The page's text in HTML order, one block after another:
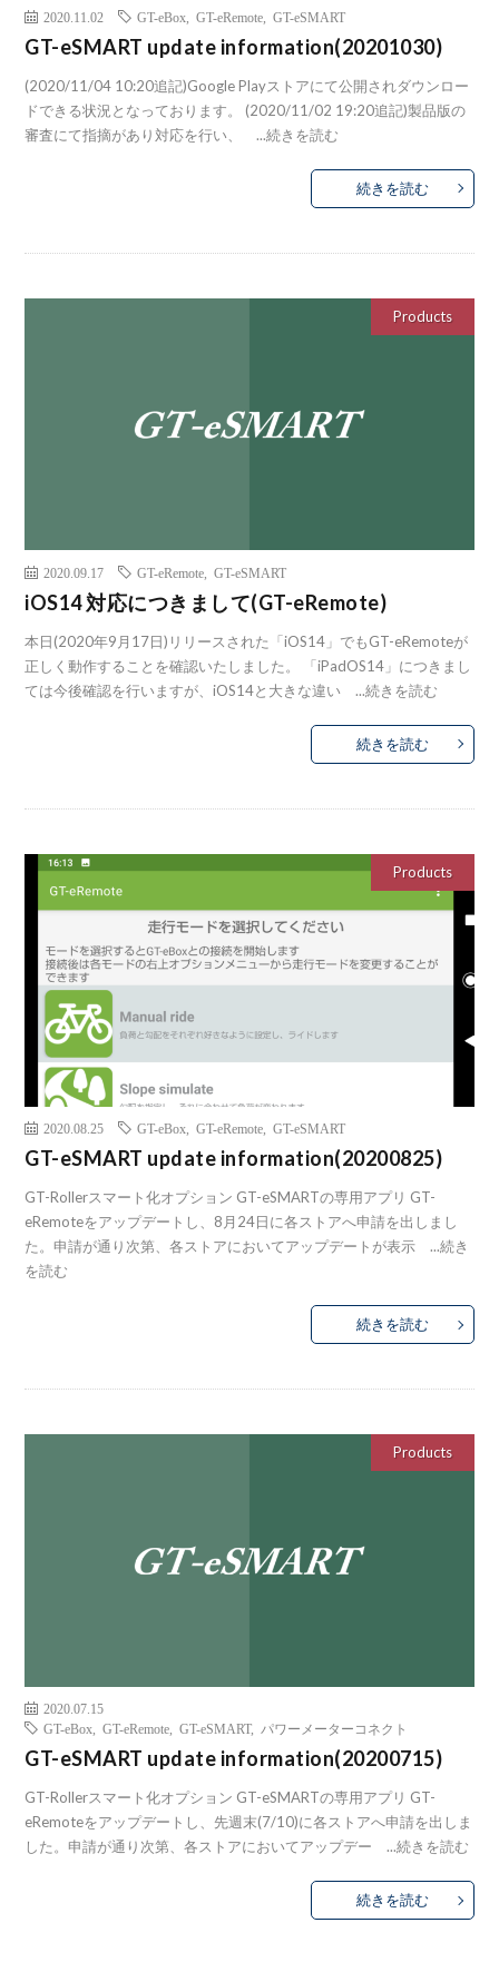
2020.11.02 GT-eBox GT-eRemote GT-eSMART
GT-eSMART update information(20201030)
(2020/11/04 10:20追記)Google Playストアにて公開されダウンロー
ドできる状況となっております。 (2020/11/02 19:20追記)製品版の
審査にて指摘があり対応を行い、 ...続きを読む
続きを読む
Products
2020.09.17 GT-eRemote GT-eSMART
iOS14 対応につきまして(GT-eRemote)
本日(2020年9月17日)リリースされた「iOS14」でもGT-eRemoteが
正しく動作することを確認いたしました。 「iPadOS14」につきまし
ては今後確認を行いますが、iOS14と大きな違い ...続きを読む
続きを読む
Products
2020.08.25 GT-eBox GT-eRemote GT-eSMART
GT-eSMART update information(20200825)
GT-Rollerスマート化オプション GT-eSMARTの専用アプリ GT-
eRemoteをアップデートし、8月24日に各ストアへ申請を出しまし
た。申請が通り次第、各ストアにおいてアップデートが表示 ...続き
を読む
続きを読む
Products
2020.07.15
GT-eBox
GT-eRemote GT-eSMART, パワーメーターコネクト
GT-eSMART update information(20200715)
GT-Rollerスマート化オプション GT-eSMARTの専用アプリ GT-
eRemoteをアップデートし、先週末(7/10)に各ストアへ申請を出しま
した。申請が通り次第、各ストアにおいてアップデー ...続きを読む
続きを読む